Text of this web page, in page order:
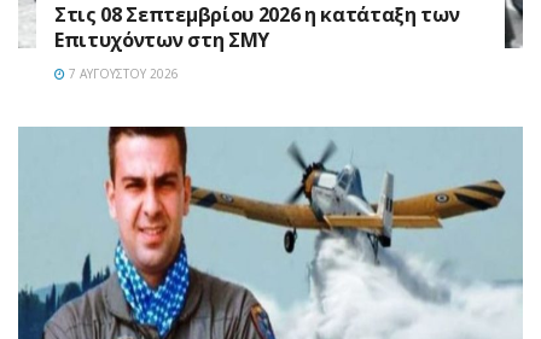
Στις 08 Σεπτεμβρίου 2026 η κατάταξη των
Επιτυχόντων στη ΣΜΥ
7 ΑΥΓΟΎΣΤΟΥ 2026